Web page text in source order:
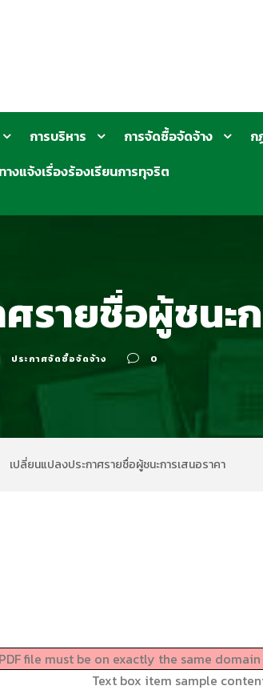
การบริหาร การจัดซื้อจัดจ้าง ก
างแจ้งเรื่องร้องเรียนการทุจริต
รายชื่อผู้ชนะ
ประกาศจัดซื้อจัดจ้าง 0
เปลี่ยนแปลงประกาศรายชื่อผู้ชนะการเสนอราคา
file must be on exactly the same
Text box item sample